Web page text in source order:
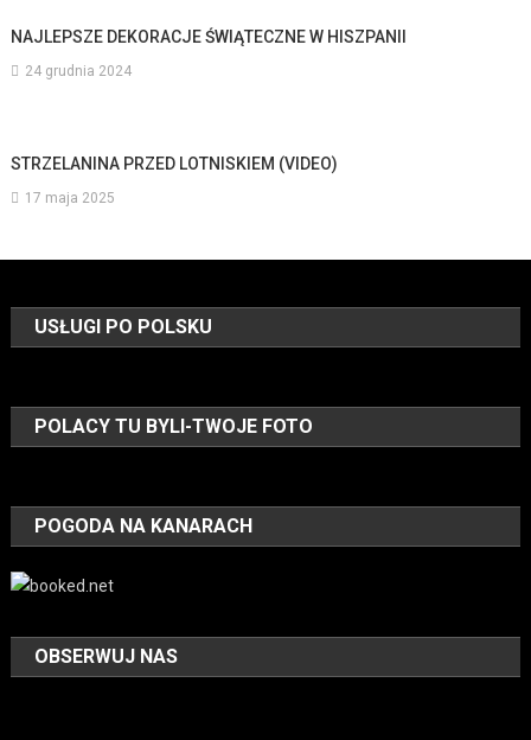
NAJLEPSZE DEKORACJE ŚWIĄTECZNE W HISZPANII
24 grudnia 2024
STRZELANINA PRZED LOTNISKIEM (VIDEO)
17 maja 2025
USŁUGI PO POLSKU
POLACY TU BYLI-TWOJE FOTO
POGODA NA KANARACH
OBSERWUJ NAS